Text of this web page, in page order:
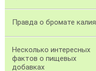
Правда о бромате калия
Несколько интересных
фактов о пищевых
добавках